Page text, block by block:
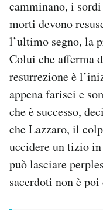
camminano, i
morti devono
l’ultimo segno, la
Colui che afferma
resurrezione è
appena farisei e
che è successo,
che Lazzaro, il
uccidere un tizio
può lasciare
sacerdoti non è